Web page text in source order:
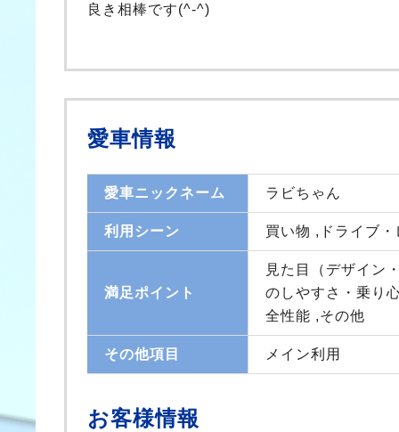
良き相棒です(^-^)
愛車情報
愛車ニックネーム ラビちゃん
利用シーン 買い物 ,ドライブ
満足ポイント
見た目（デザイン
のしやすさ・乗り
全性能 ,その他
その他項目 メイン利用
お客様情報